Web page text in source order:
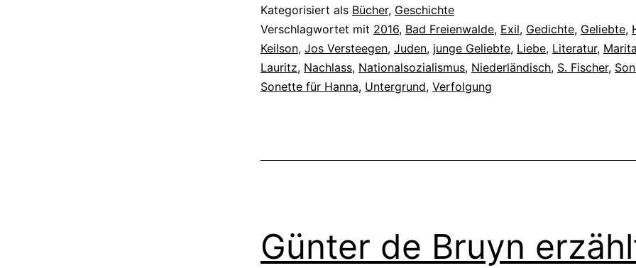
Kategorisiert als Bücher, Geschichte
Verschlagwortet mit 2016, Bad Freienwalde, Exil, Gedichte, Geliebte,
Keilson, Jos Versteegen, Juden, junge Geliebte, Liebe, Literatur,
Lauritz, Nachlass, Nationalsozialismus, Niederländisch, S. Fischer,
Sonette für Hanna, Untergrund, Verfolgung
Günter de Bruyn